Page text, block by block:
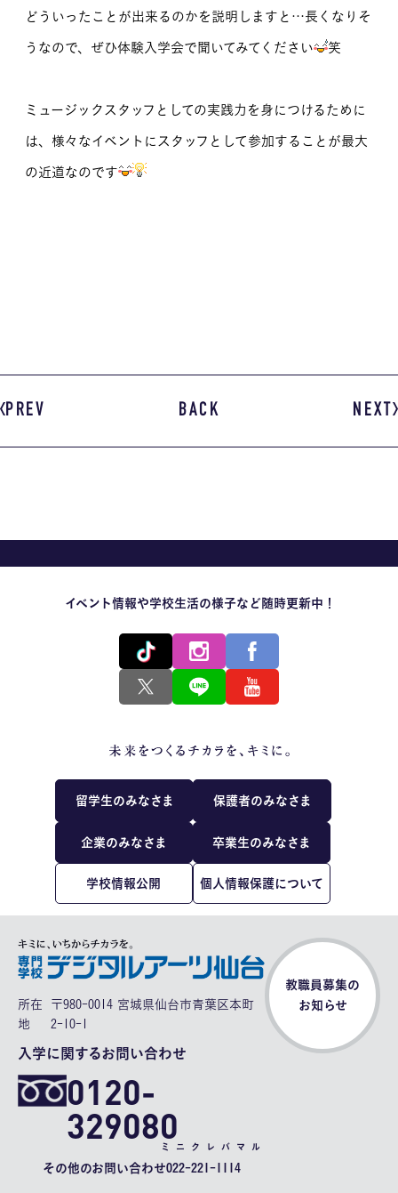
どういったことが出来るのかを説明しますと…長くなりそ
うなので、ぜひ体験入学会で聞いてみてください 笑
ミュージックスタッフとしての実践力を身につけるために
は、様々なイベントにスタッフとして参加することが最大
の近道なのです
PREV BACK NEXT
イベント情報や学校生活の様子など随時更新中！
留学生のみなさま 保護者のみなさま
企業のみなさま 卒業生のみなさま
学校情報公開 個人情報保護について
所在
地
〒980-0014 宮城県仙台市青葉区本町
2-10-1
入学に関するお問い合わせ
0120-
329080
ミニクレバマル
その他のお問い合わせ022-221-1114
教職員募集の
お知らせ